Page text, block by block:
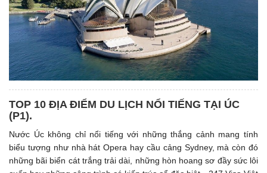
TOP 10 ĐỊA ĐIỂM DU LỊCH NỔI TIẾNG TẠI ÚC
(P1). ​
Nước Úc không chỉ nổi tiếng với những thắng cảnh mang tính
biểu tượng như nhà hát Opera hay cầu cảng Sydney, mà còn đó
những bãi biển cát trắng trải dài, những hòn hoang sơ đầy sức lôi